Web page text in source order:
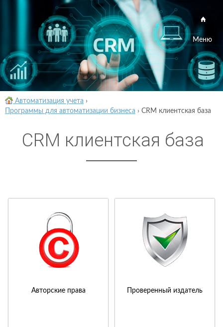
Меню
Автоматизация учета ›
Программы для автоматизации бизнеса › CRM клиентская база
CRM клиентская база
Авторские права Проверенный издатель